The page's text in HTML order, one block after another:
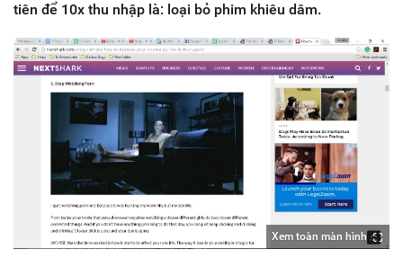
tiên để 10x thu nhập là: loại bỏ phim khiêu dâm.
Xem toàn màn hình